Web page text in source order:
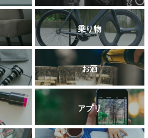
乗り物
お酒
アプリ